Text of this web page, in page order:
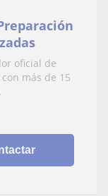
oficial de
más de 15